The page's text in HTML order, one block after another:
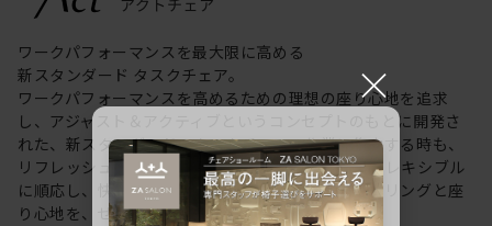
ワークパフォーマンスを最大限に高める
新スタンダード タスクチェア。
ワークパフォーマンスを高めるための理想の座り心地を追求
し、アジャスト＆アクティブというコンセプトのもとに開発さ
れた、新スタンダードのタスクチェア。作業に集中する時も、
リフレッシュする時も、座る姿勢や身体の動きにフレキシブル
に順応し、快適にサポートします。新感覚のスタイリングと座
り心地を、ぜひご体感ください。
×